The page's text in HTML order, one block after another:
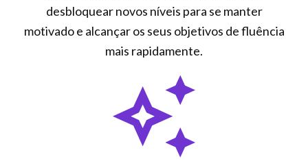
desbloquear novos níveis para se manter
motivado e alcançar os seus objetivos de fluência
mais rapidamente.